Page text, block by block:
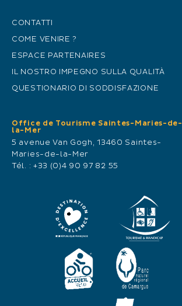
CONTATTI
COME VENIRE ?
ESPACE PARTENAIRES
IL NOSTRO IMPEGNO SULLA QUALITÀ
QUESTIONARIO DI SODDISFAZIONE
Office de Tourisme Saintes-Maries-de-
la-Mer
5 avenue Van Gogh, 13460 Saintes-
Maries-de-la-Mer
Tél. : +33 (0)4 90 97 82 55